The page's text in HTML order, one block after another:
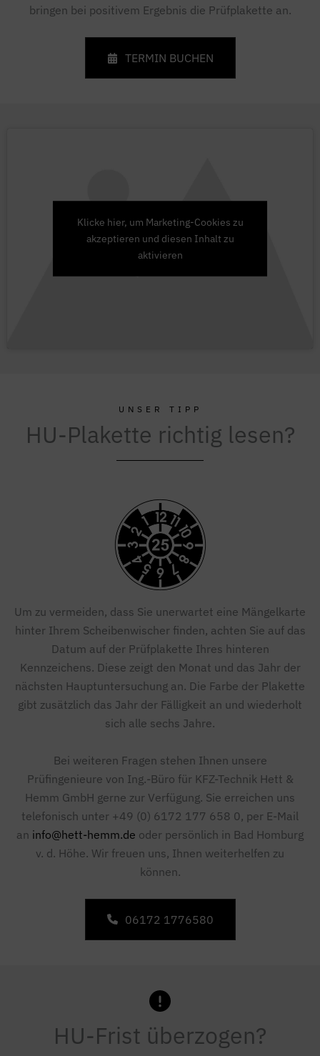
bringen bei positivem Ergebnis die Prüfplakette an.
TERMIN BUCHEN
Klicke hier, um Marketing-Cookies zu
akzeptieren und diesen Inhalt zu
aktivieren
UNSER TIPP
HU-Plakette richtig lesen?
Um zu vermeiden, dass Sie unerwartet eine Mängelkarte
hinter Ihrem Scheibenwischer finden, achten Sie auf das
Datum auf der Prüfplakette Ihres hinteren
Kennzeichens. Diese zeigt den Monat und das Jahr der
nächsten Hauptuntersuchung an. Die Farbe der Plakette
gibt zusätzlich das Jahr der Fälligkeit an und wiederholt
sich alle sechs Jahre.
Bei weiteren Fragen stehen Ihnen unsere
Prüfingenieure von Ing.-Büro für KFZ-Technik Hett &
Hemm GmbH gerne zur Verfügung. Sie erreichen uns
telefonisch unter +49 (0) 6172 177 658 0, per E-Mail
an info@hett-hemm.de oder persönlich in Bad Homburg
v. d. Höhe. Wir freuen uns, Ihnen weiterhelfen zu
können.
06172 1776580
HU-Frist überzogen?